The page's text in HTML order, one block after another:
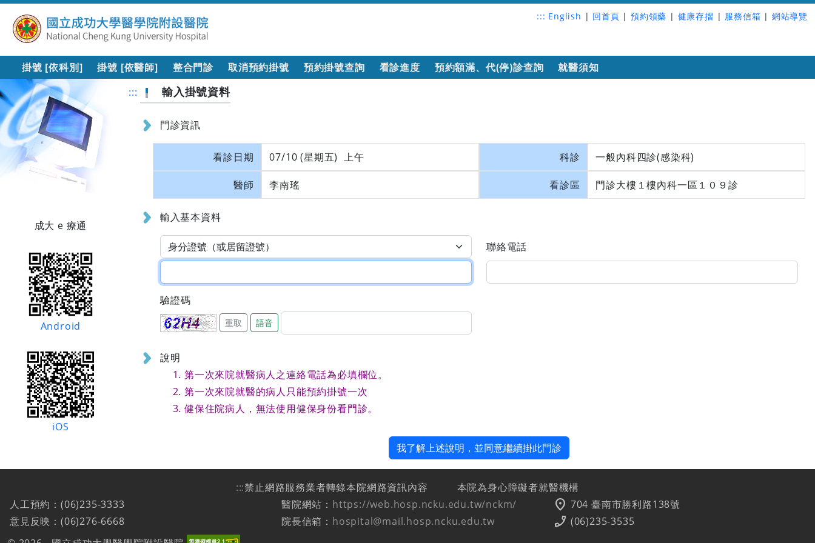
::: English | 回首頁 | 預約領藥 | 健康存摺 | 服務信箱 | 網站導覽
掛號 [依科別] 掛號 [依醫師] 整合門診 取消預約掛號 預約掛號查詢 看診進度 預約額滿、代(停)診查詢 就醫須知
成大 e 療通
Android
iOS
::: 輸入掛號資料
門診資訊
看診日期 07/10 (星期五) 上午 科診 一般內科四診(感染科)
醫師 李南瑤 看診區 門診大樓１樓內科一區１０９診
輸入基本資料
聯絡電話
驗證碼
重取 語音
說明
第一次來院就醫病人之連絡電話為必填欄位。
第一次來院就醫的病人只能預約掛號一次
健保住院病人，無法使用健保身份看門診。
我了解上述說明，並同意繼續掛此門診
:::禁止網路服務業者轉錄本院網路資訊內容
本院為身心障礙者就醫機構
人工預約：(06)235-3333
意見反映：(06)276-6668
醫院網站： https://web.hosp.ncku.edu.tw/nckm/
院長信箱： hospital@mail.hosp.ncku.edu.tw
location_on 704 臺南市勝利路138號
phone_enabled (06)235-3535